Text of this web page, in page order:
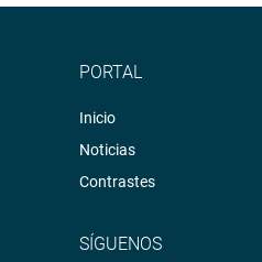
PORTAL
Inicio
Noticias
Contrastes
SÍGUENOS